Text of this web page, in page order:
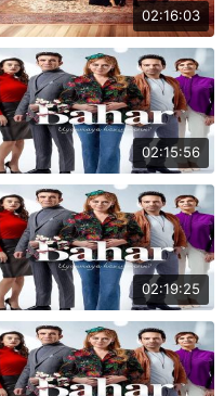
02:16:03
02:15:56
02:19:25